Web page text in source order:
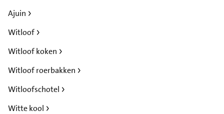
Ajuin
Witloof
Witloof koken
Witloof roerbakken
Witloofschotel
Witte kool